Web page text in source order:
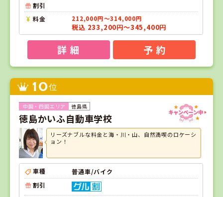
割引
料金
212,000円～314,000円
税込 233,200円～345,400円
詳 細 予 約
10位
徳島県
徳島かいふ自動車学校
リーズナブルな料金と海・川・山、自然満喫のロケーシ
ョン！
車種
普通車/バイク
割引